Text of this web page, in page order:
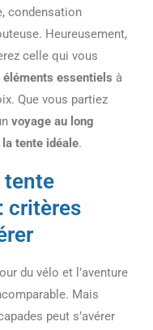
condensation
Heureusement,
celle qui vous
éléments essentiels à
Que vous partiez
voyage au long
la tente idéale.
tente
critères
du vélo et l’aventure
Mais
peut s’avérer